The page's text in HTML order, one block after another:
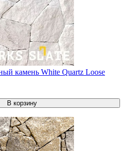
камень White Quartz Loose
В корзину